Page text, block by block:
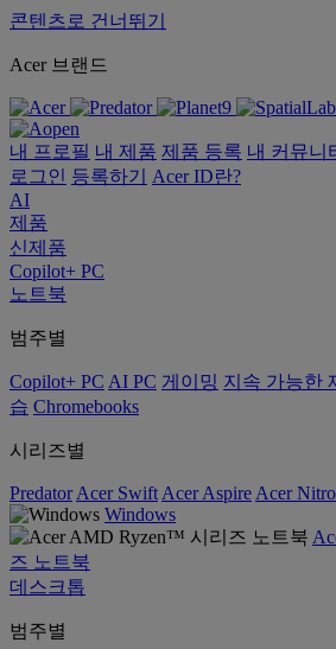
콘텐츠로 건너뛰기
Acer 브랜드
내 프로필 내 제품 제품 등록 내 커뮤니
로그인
등록하기
Acer ID란?
AI
제품
신제품
Copilot+ PC
노트북
범주별
Copilot+ PC AI PC 게이밍 지속 가능한
습 Chromebooks
시리즈별
Predator Acer Swift Acer Aspire Acer Nitro
Windows
즈 노트북
데스크톱
범주별